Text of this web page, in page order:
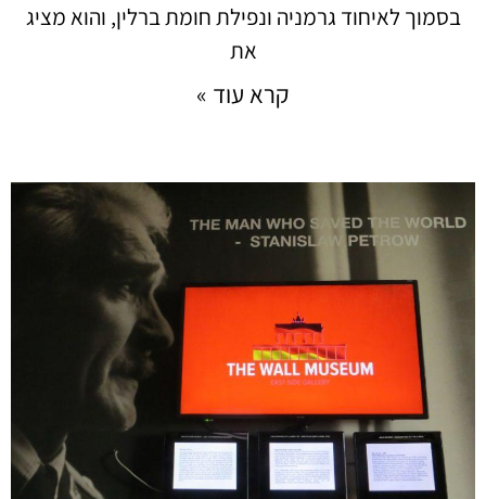
בסמוך לאיחוד גרמניה ונפילת חומת ברלין, והוא מציג
את
קרא עוד »